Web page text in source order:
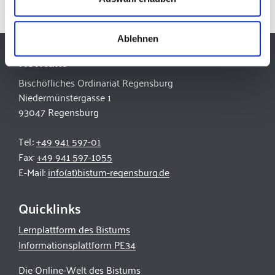
Ablehnen
Kontakt
Bischöfliches Ordinariat Regensburg
Niedermünstergasse 1
93047 Regensburg
Tel.:+49 941 597-01
Fax:+49 941 597-1055
E-Mail:info(at)bistum-regensburg.de
Quicklinks
Lernplattform des Bistums
Informationsplattform PE34
Die Online-Welt des Bistums